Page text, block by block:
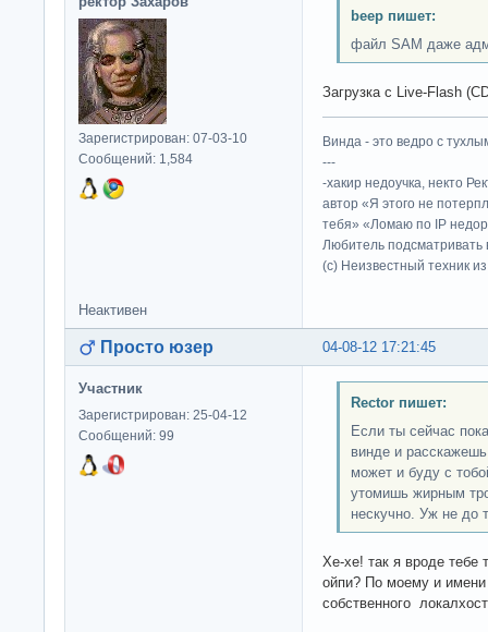
Зарегистрирован: 07-03-10
Сообщений: 1,584
beep пишет:
файл SAM даже
Загрузка с Live-Flash
Винда - это ведро с
---
-хакир недоучка, некто
автор «Я этого не
тебя» «Ломаю по IP
Любитель подсматривать
(c) Неизвестный техник
Неактивен
04-08-12 17:21:45
Просто юзер
Участник
Зарегистрирован: 25-04-12
Сообщений: 99
Rector пишет:
Если ты сейчас
винде и
может и буду с
утомишь жирным
нескучно. Уж не до
Хе-хе! так я вроде тебе
ойпи? По моему и
собственного